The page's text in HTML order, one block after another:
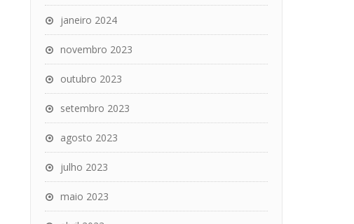
janeiro 2024
novembro 2023
outubro 2023
setembro 2023
agosto 2023
julho 2023
maio 2023